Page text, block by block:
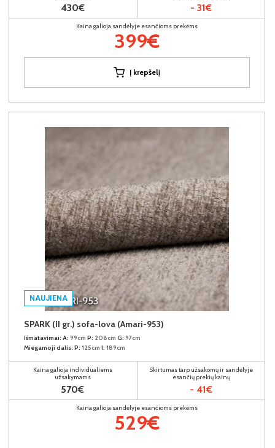
430€ - 31€
Kaina galioja sandėlyje esančioms prekėms
399€
Į krepšelį
NAUJIENA
SPARK (II gr.) sofa-lova (Amari-953)
Išmatavimai: A: 99cm P: 208cm G: 97cm
Miegamoji dalis: P: 125cm I: 189cm
Kaina galioja individualiems
užsakymams
570€
Skirtumas tarp užsakomų ir sandėlyje
esančių prekių kainų
- 41€
Kaina galioja sandėlyje esančioms prekėms
529€